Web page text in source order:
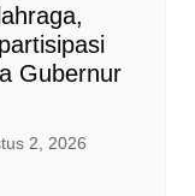
Gubernur
2, 2026